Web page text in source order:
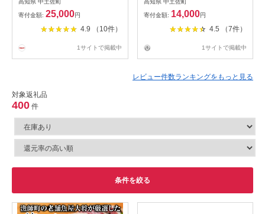
キ 冷蔵 高知 久礼 田中鮮魚
わら焼き 塩 日戻り 生鰹 本場
新鮮 鰹のタタキ かつお 藁焼
身 魚 久礼 土佐 高知県 中土
高知県 中土佐町
寄付金額: 25,000円
4.9 （10件）
1サイトで掲載中
高知県 中土佐町
寄付金額: 14,000円
4.5 （7件）
1サイトで掲載中
レビュー件数ランキングをもっと見る
対象返礼品
400 件
条件を絞る